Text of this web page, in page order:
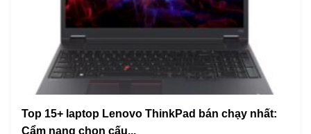
Top 15+ laptop Lenovo ThinkPad bán chạy nhất:
Cẩm nang chọn cấu...